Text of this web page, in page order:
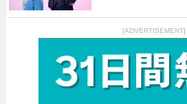
[ADVERTISEMENT]